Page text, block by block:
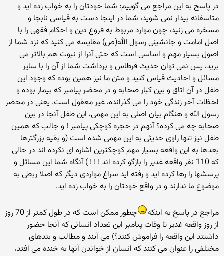
در پاسخ به این مراجع می گوییم: شما خودتان را به خواب زده اید و
متاسفانه بیدار نمی شوید، شما در اینجا دست به قیاسی نابجا و
مسخره می زنید، چون موارد مربوط به فروع دین و احکام فقهی را با
اصل امامت و جانشینی رسول الله(ص) مقایسه می کنید که نزد شما از
اصول بسیار مهم و اساسی است که حتی آنرا از نبوت هم بالاتر می
برید، پس نمی توان حدیث قرطاس و برداشت شما از آن را با سایر
مسائل و احادیث قیاس کنید و متن ما نیز همین بوده که وجود این
طفل در آن اتاق و بین کبار صحابه و در محضر پیامبر که بیمار بوده و
لحظات آخر زندگی خود را می گذرانده، غیر معقول است. یعنی در محضر
رسول الله و هنگام بیان اصلی به این مهمی، این طفل آنجا در بین
صحابه چه می کرده؟ آنهم در حجره کوچکی پیامبر ! و جالب که همین
طفل نیز تنها راوی حدیثی به این مهمی شده است (و بقیه بزرگترها
بعدها به این واقعه بسیار مهم کوچکترین اشاره ای نکرده اند در حالی
که 110 نفر واقعه غدیر را بازگو کرده اند ! ! ! ) آنگاه شما این مسائل و
پرسشها را رها کرده اید و رفته اید سراغ مواردی دیگر که اصلا ربطی به
موضوع ما ندارند و در واقع خودتان را به خواب زده اید.
مراجع در پاسخ به اینکه
چطور ممکن است که در طول کمتر از 70 روز
از روز واقعه غدیر تا وفات پیامبر این تعداد انسانی که آنجا حضور
داشتند این واقعه را فراموش کنند؟) می آیند و مطالب و بندهای
مختلفی را عنوان می کنند که انسان از خواندن آنها به خنده می افتد،